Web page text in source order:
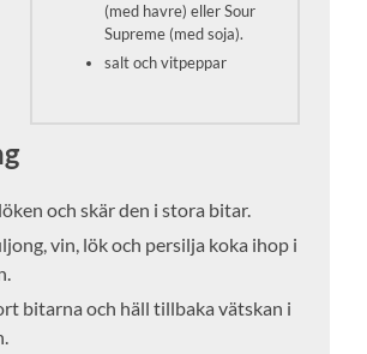
(med havre) eller Sour
Supreme (med soja).
salt och vitpeppar
och skär den i stora bitar.
vin, lök och persilja koka ihop i
bitarna och häll tillbaka vätskan i